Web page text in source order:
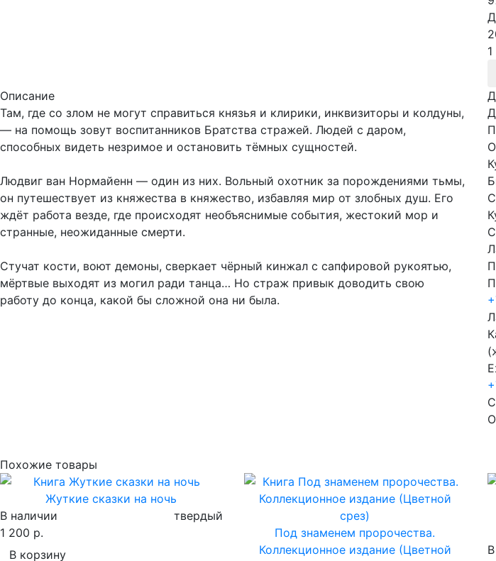
Описание
Там, где со злом не могут справиться князья и клирики, инквизиторы и колдуны,
— на помощь зовут воспитанников Братства стражей. Людей с даром,
способных видеть незримое и остановить тёмных сущностей.
Людвиг ван Нормайенн — один из них. Вольный охотник за порождениями тьмы,
он путешествует из княжества в княжество, избавляя мир от злобных душ. Его
ждёт работа везде, где происходят необъяснимые события, жестокий мор и
странные, неожиданные смерти.
Стучат кости, воют демоны, сверкает чёрный кинжал с сапфировой рукоятью,
мёртвые выходят из могил ради танца… Но страж привык доводить свою
работу до конца, какой бы сложной она ни была.
Похожие товары
Жуткие сказки на ночь
В наличии
твердый
1 200 р.
В корзину
Под знаменем пророчества.
Коллекционное издание (Цветной